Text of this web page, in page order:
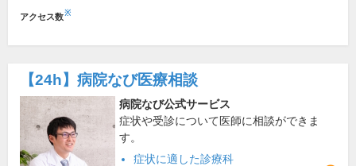
アクセス数※
【24h】 病院なび医療相談
病院なび公式サービス
症状や受診について医師に相談ができま
す。
症状に適した診療科